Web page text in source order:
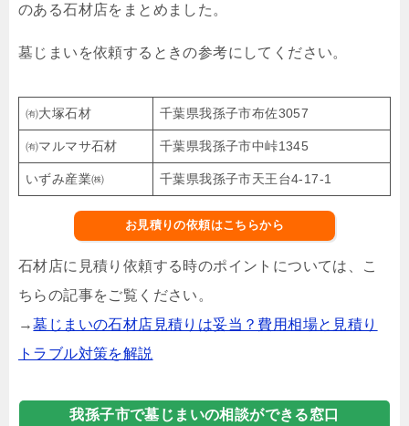
のある石材店をまとめました。
墓じまいを依頼するときの参考にしてください。
㈲大塚石材 千葉県我孫子市布佐3057
㈲マルマサ石材 千葉県我孫子市中峠1345
いずみ産業㈱ 千葉県我孫子市天王台4-17-1
お見積りの依頼はこちらから
石材店に見積り依頼する時のポイントについては、こ
ちらの記事をご覧ください。
→墓じまいの石材店見積りは妥当？費用相場と見積り
トラブル対策を解説
我孫子市で墓じまいの相談ができる窓口